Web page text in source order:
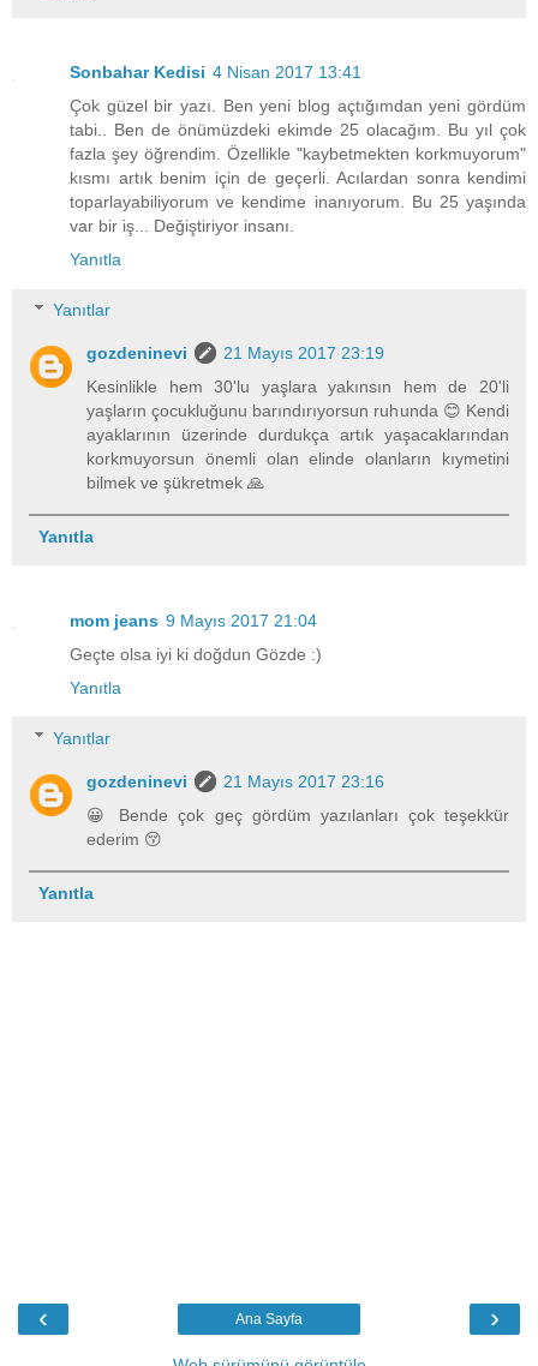
Sonbahar Kedisi 4 Nisan 2017 13:41
Çok güzel bir yazı. Ben yeni blog açtığımdan yeni gördüm
tabi.. Ben de önümüzdeki ekimde 25 olacağım. Bu yıl çok
fazla şey öğrendim. Özellikle "kaybetmekten korkmuyorum"
kısmı artık benim için de geçerli. Acılardan sonra kendimi
toparlayabiliyorum ve kendime inanıyorum. Bu 25 yaşında
var bir iş... Değiştiriyor insanı.
Yanıtla
Yanıtlar
gozdeninevi
21 Mayıs 2017 23:19
Kesinlikle hem 30'lu yaşlara yakınsın hem de 20'li
yaşların çocukluğunu barındırıyorsun ruhunda 😊 Kendi
ayaklarının üzerinde durdukça artık yaşacaklarından
korkmuyorsun önemli olan elinde olanların kıymetini
bilmek ve şükretmek 🙏
Yanıtla
mom jeans 9 Mayıs 2017 21:04
Geçte olsa iyi ki doğdun Gözde :)
Yanıtla
Yanıtlar
gozdeninevi
21 Mayıs 2017 23:16
😀 Bende çok geç gördüm yazılanları çok teşekkür
ederim 😚
Yanıtla
‹ ›
Ana Sayfa